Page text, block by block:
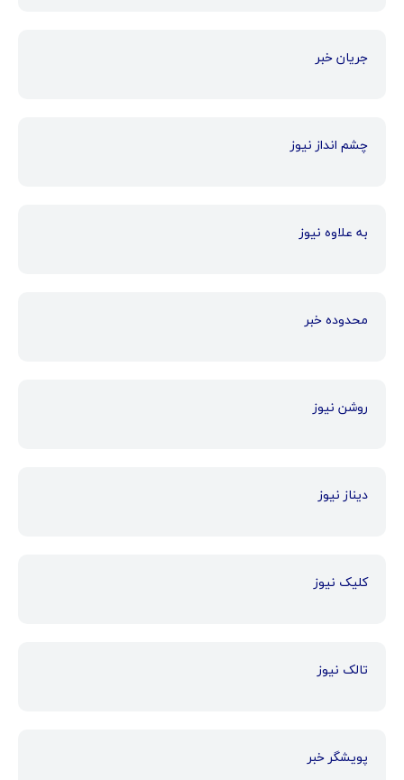
جریان خبر
چشم انداز نیوز
به علاوه نیوز
محدوده خبر
روشن نیوز
دیناز نیوز
کلیک نیوز
تالک نیوز
پویشگر خبر